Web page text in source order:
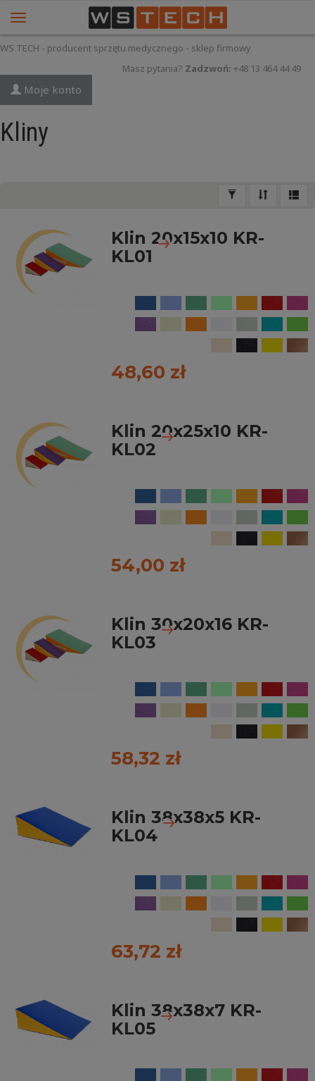
WS TECH - producent sprzętu medycznego - sklep firmowy
Masz pytania? Zadzwoń: +48 13 464 44 49
Moje konto
Kliny
Klin 20x15x10 KR-
KL01
48,60 zł
Klin 20x25x10 KR-
KL02
54,00 zł
Klin 30x20x16 KR-
KL03
58,32 zł
Klin 38x38x5 KR-
KL04
63,72 zł
Klin 38x38x7 KR-
KL05